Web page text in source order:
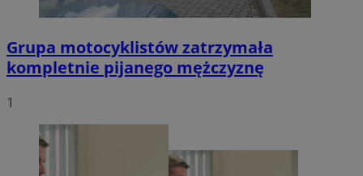
Grupa motocyklistów zatrzymała
kompletnie pijanego mężczyznę
1